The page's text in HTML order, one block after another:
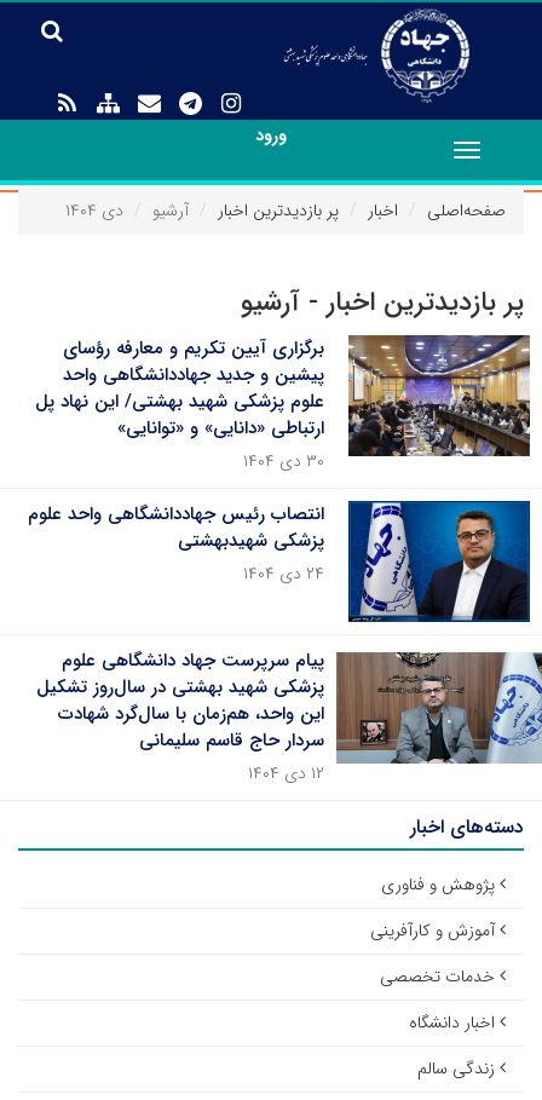
ورود
Toggle
navigation
صفحه‌اصلی
اخبار پر بازدیدترین اخبار آرشیو دی ۱۴۰۴
پر بازدیدترین اخبار - آرشیو
برگزاری آیین تکریم و معارفه رؤسای
پیشین و جدید جهاددانشگاهی واحد
علوم پزشکی شهید بهشتی/ این نهاد پل
ارتباطی «دانایی» و «توانایی»
۳۰ دی ۱۴۰۴
انتصاب رئیس جهاددانشگاهی واحد علوم
پزشکی شهیدبهشتی
۲۴ دی ۱۴۰۴
پیام سرپرست جهاد دانشگاهی علوم
پزشکی شهید بهشتی در سال‌روز تشکیل
این واحد، هم‌زمان با سال‌گرد شهادت
سردار حاج قاسم سلیمانی
۱۲ دی ۱۴۰۴
دسته‌های اخبار
پژوهش و فناوری
آموزش و کارآفرینی
خدمات تخصصی
اخبار دانشگاه
زندگی سالم